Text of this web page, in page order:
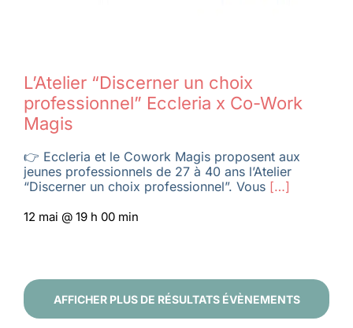
L’Atelier “Discerner un choix
professionnel” Eccleria x Co-Work
Magis
👉 Eccleria et le Cowork Magis proposent aux
jeunes professionnels de 27 à 40 ans l’Atelier
“Discerner un choix professionnel”. Vous[…]
12 mai @ 19 h 00 min
AFFICHER PLUS DE RÉSULTATS ÉVÈNEMENTS